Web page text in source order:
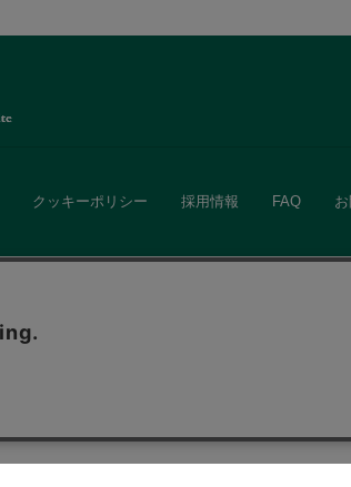
クッキーポリシー 採用情報 FAQ